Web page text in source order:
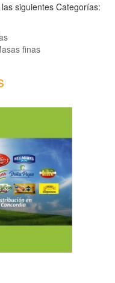
siguientes Categorías:
finas